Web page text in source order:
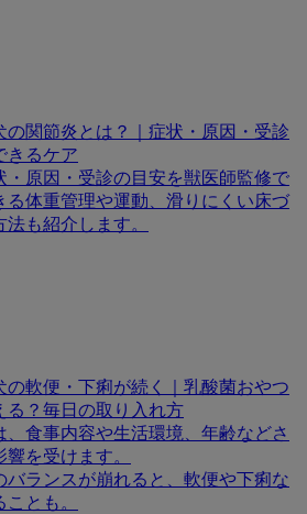
の関節炎とは？｜症状・原因・受診
きるケア
・原因・受診の目安を獣医師監修で
る体重管理や運動、滑りにくい床づ
も紹介します。
の軟便・下痢が続く｜乳酸菌おやつ
る？毎日の取り入れ方
、食事内容や生活環境、年齢などさ
を受けます。
バランスが崩れると、軟便や下痢な
とも。